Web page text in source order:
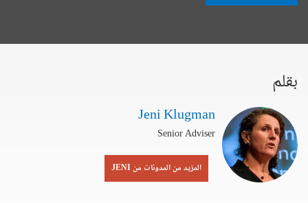
بقلم
Jeni Klugman
Senior Adviser
المزيد من المدونات من JENI